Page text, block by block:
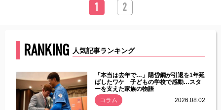
1 2
RANKING 人気記事ランキング
「本当は去年で…」陽岱鋼が引退を1年延
ばしたワケ 子どもの学校で感動…スタ
ーを支えた家族の物語
コラム
2026.08.02